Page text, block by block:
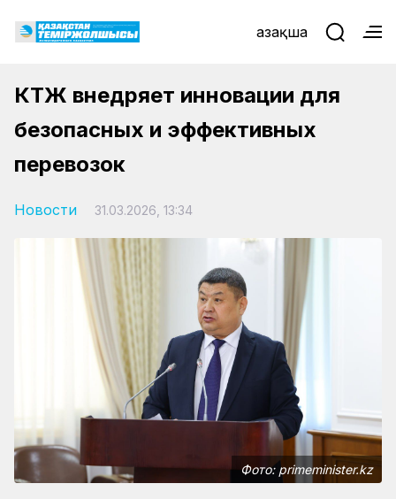
Қазақша
КТЖ внедряет инновации для
безопасных и эффективных
перевозок
Новости 31.03.2026, 13:34
Фото: primeminister.kz